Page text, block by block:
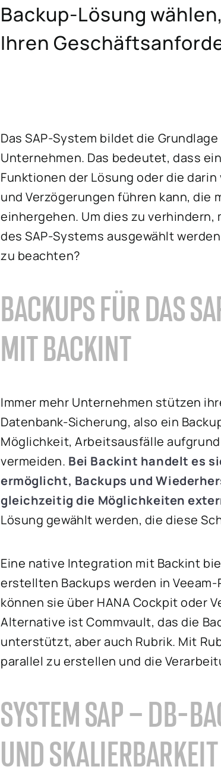
Backup-Lösung
Ihren
Das SAP-System bildet die
Unternehmen. Das bedeutet, dass
Funktionen der Lösung oder die
und Verzögerungen führen kann, die
einhergehen. Um dies zu
des SAP-Systems ausgewählt
zu beachten?
BACKUPS FÜR DAS
MIT BACKINT
Immer mehr Unternehmen stützen
Datenbank-Sicherung, also ein
Möglichkeit, Arbeitsausfälle
vermeiden. Bei Backint handelt es
ermöglicht, Backups und
gleichzeitig die Möglichkeiten
Lösung gewählt werden, die diese
Eine native Integration mit Backint
erstellten Backups werden in
können sie über HANA Cockpit oder
Alternative ist Commvault, das die
unterstützt, aber auch Rubrik. Mit
parallel zu erstellen und die
SYSTEM SAP – DB-
UND SKALIERBARKEIT